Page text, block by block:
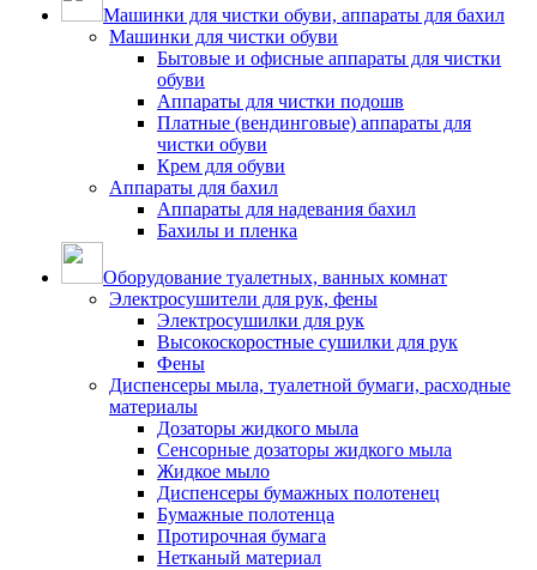
Машинки для чистки обуви, аппараты для бахил
Машинки для чистки обуви
Бытовые и офисные аппараты для чистки
обуви
Аппараты для чистки подошв
Платные (вендинговые) аппараты для
чистки обуви
Крем для обуви
Аппараты для бахил
Аппараты для надевания бахил
Бахилы и пленка
Оборудование туалетных, ванных комнат
Электросушители для рук, фены
Электросушилки для рук
Высокоскоростные сушилки для рук
Фены
Диспенсеры мыла, туалетной бумаги, расходные
материалы
Дозаторы жидкого мыла
Сенсорные дозаторы жидкого мыла
Жидкое мыло
Диспенсеры бумажных полотенец
Бумажные полотенца
Протирочная бумага
Нетканый материал